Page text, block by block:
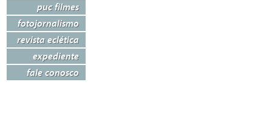
puc filmes
fotojornalismo
revista eclética
expediente
fale conosco